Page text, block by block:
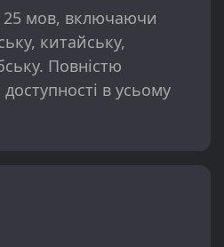
25 мов, включаючи
китайську,
Повністю
в усьому